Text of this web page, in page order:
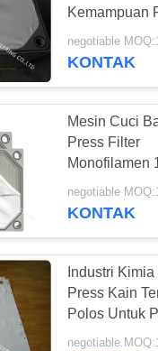
Mesh
katup
Kemampuan
Release
negotiable
KONTAK
Mesin Cuci
Press Filter
Monofilamen
Dengan Efek
Baik
negotiable
KONTAK
Industri
Press Kain
Polos Untuk
Pemisahan
negotiable